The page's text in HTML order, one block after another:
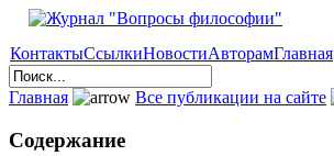
КонтактыСсылкиНовостиАвторамГлавная
Главная Все публикации на сайте
Содержание